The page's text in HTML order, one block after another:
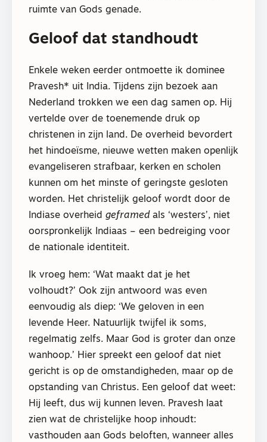
ruimte van Gods genade.
Geloof dat standhoudt
Enkele weken eerder ontmoette ik dominee
Pravesh* uit India. Tijdens zijn bezoek aan
Nederland trokken we een dag samen op. Hij
vertelde over de toenemende druk op
christenen in zijn land. De overheid bevordert
het hindoeïsme, nieuwe wetten maken openlijk
evangeliseren strafbaar, kerken en scholen
kunnen om het minste of geringste gesloten
worden. Het christelijk geloof wordt door de
Indiase overheid geframed als ‘westers’, niet
oorspronkelijk Indiaas – een bedreiging voor
de nationale identiteit.
Ik vroeg hem: ‘Wat maakt dat je het
volhoudt?’ Ook zijn antwoord was even
eenvoudig als diep: ‘We geloven in een
levende Heer. Natuurlijk twijfel ik soms,
regelmatig zelfs. Maar God is groter dan onze
wanhoop.’ Hier spreekt een geloof dat niet
gericht is op de omstandigheden, maar op de
opstanding van Christus. Een geloof dat weet:
Hij leeft, dus wij kunnen leven. Pravesh laat
zien wat de christelijke hoop inhoudt:
vasthouden aan Gods beloften, wanneer alles